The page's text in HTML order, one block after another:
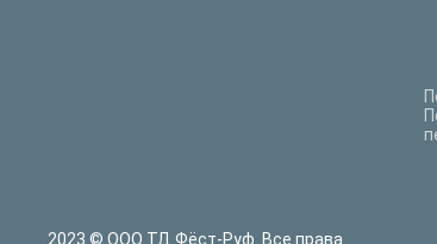
2023 © ООО ТД Фёст-Руф. Все права